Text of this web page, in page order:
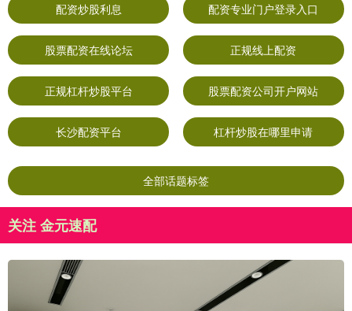
配资炒股利息 配资专业门户登录入口
股票配资在线论坛 正规线上配资
正规杠杆炒股平台 股票配资公司开户网站
长沙配资平台 杠杆炒股在哪里申请
全部话题标签
关注 金元速配